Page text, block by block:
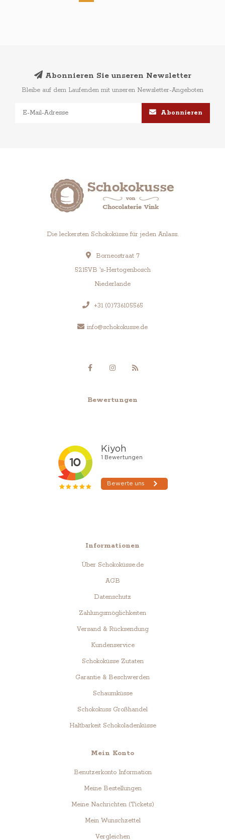
Abonnieren Sie unseren Newsletter
Bleibe auf dem Laufenden mit unseren Newsletter-Angeboten
Abonnieren
Die leckersten Schokoküsse für jeden Anlass.
Borneostraat 7
5215VB 's-Hertogenbosch
Niederlande
+31 (0)736105565
info@schokokusse.de
Bewertungen
Informationen
Über Schokoküsse.de
AGB
Datenschutz
Zahlungsmöglichkeiten
Versand & Rücksendung
Kundenservice
Schokoküsse Zutaten
Garantie & Beschwerden
Schaumküsse
Schokokuss Großhandel
Haltbarkeit Schokoladenküsse
Mein Konto
Benutzerkonto Information
Meine Bestellungen
Meine Nachrichten (Tickets)
Mein Wunschzettel
Vergleichen